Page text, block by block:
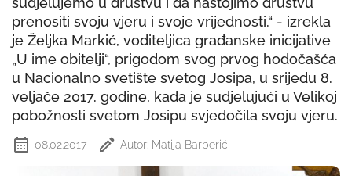
prenositi svoju vjeru i svoje vrijednosti.“ - izrekla
je Željka Markić, voditeljica građanske inicijative
„U ime obitelji“, prigodom svog prvog hodočašća
u Nacionalno svetište svetog Josipa, u srijedu 8.
veljače 2017. godine, kada je sudjelujući u Velikoj
pobožnosti svetom Josipu svjedočila svoju vjeru.
08.02.2017 Autor: Matija Barberić